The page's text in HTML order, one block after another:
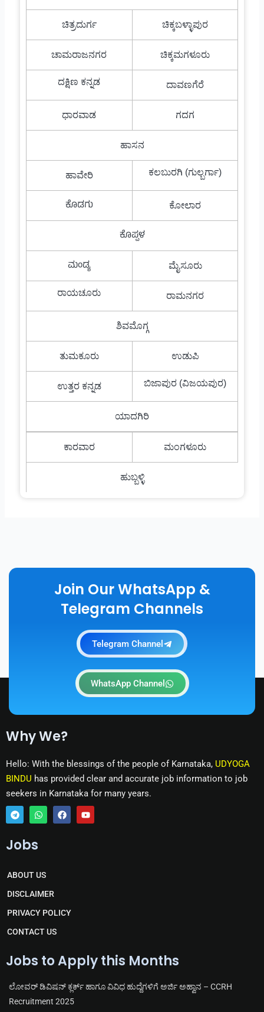
ಚಿತ್ರದುರ್ಗ ಚಿಕ್ಕಬಳ್ಳಾಪುರ
ಚಾಮರಾಜನಗರ ಚಿಕ್ಕಮಗಳೂರು
ದಕ್ಷಿಣ ಕನ್ನಡ ದಾವಣಗೆರೆ
ಧಾರವಾಡ ಗದಗ
ಹಾಸನ
ಹಾವೇರಿ ಕಲಬುರಗಿ (ಗುಲ್ಬರ್ಗಾ)
ಕೊಡಗು ಕೋಲಾರ
ಕೊಪ್ಪಳ
ಮಂಡ್ಯ
ಮೈಸೂರು
ರಾಯಚೂರು ರಾಮನಗರ
ಶಿವಮೊಗ್ಗ
ತುಮಕೂರು ಉಡುಪಿ
ಉತ್ತರ ಕನ್ನಡ ಬಿಜಾಪುರ (ವಿಜಯಪುರ)
ಯಾದಗಿರಿ
ಕಾರವಾರ ಮಂಗಳೂರು
ಹುಬ್ಬಳ್ಳಿ
Join Our WhatsApp &
Telegram Channels
Telegram Channel
WhatsApp Channel
Why We?
Hello: With the blessings of the people of Karnataka, UDYOGA
BINDU has provided clear and accurate job information to job
seekers in Karnataka for many years.
T
l
r
a
m
W
a
a
p
p
F Y
Jobs
ABOUT US
DISCLAIMER
PRIVACY POLICY
CONTACT US
Jobs to Apply this Months
ಲೋವರ್ ಡಿವಿಷನ್ ಕ್ಲರ್ಕ್ ಹಾಗೂ ವಿವಿಧ ಹುದ್ದೆಗಳಿಗೆ ಅರ್ಜಿ ಅಹ್ವಾನ – CCRH
Recruitment 2025